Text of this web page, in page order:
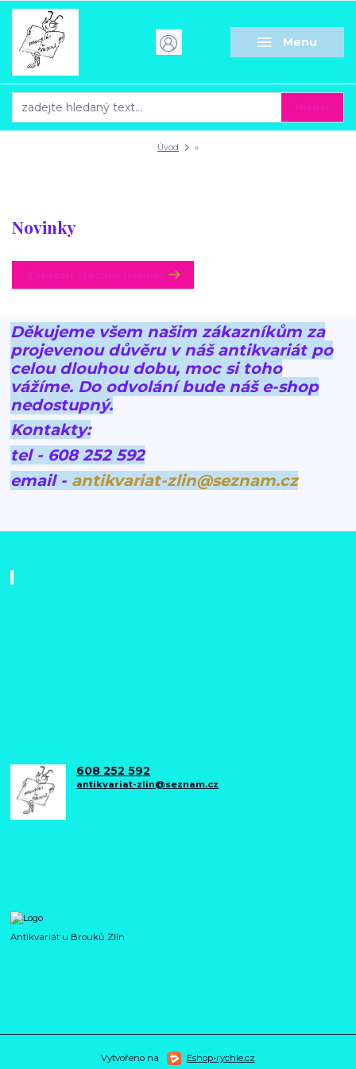
Menu
Úvod »
Novinky
Děkujeme všem našim zákazníkům za
projevenou důvěru v náš antikvariát po
celou dlouhou dobu, moc si toho
vážíme. Do odvolání bude náš e-shop
nedostupný.
Kontakty:
tel - 608 252 592
email - antikvariat-zlin@seznam.cz
608 252 592
antikvariat-zlin@seznam.cz
Antikvariát u Brouků Zlín
Vytvořeno na Eshop-rychle.cz